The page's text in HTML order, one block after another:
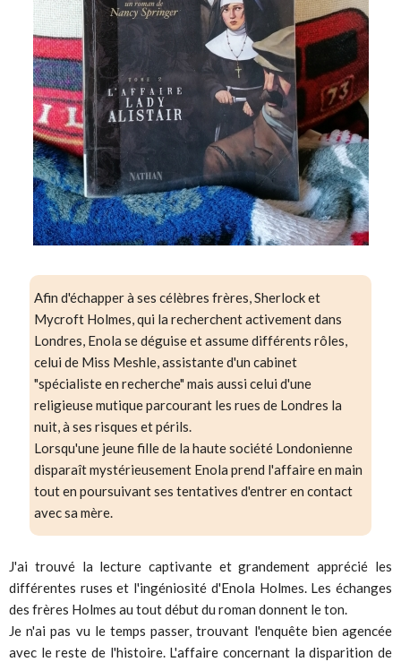
Afin d'échapper à ses célèbres frères, Sherlock et
Mycroft Holmes, qui la recherchent activement dans
Londres, Enola se déguise et assume différents rôles,
celui de Miss Meshle, assistante d'un cabinet
"spécialiste en recherche" mais aussi celui d'une
religieuse mutique parcourant les rues de Londres la
nuit, à ses risques et périls.
Lorsqu'une jeune fille de la haute société Londonienne
disparaît mystérieusement Enola prend l'affaire en main
tout en poursuivant ses tentatives d'entrer en contact
avec sa mère.
J'ai trouvé la lecture captivante et grandement apprécié les
différentes ruses et l'ingéniosité d'Enola Holmes. Les échanges
des frères Holmes au tout début du roman donnent le ton.
Je n'ai pas vu le temps passer, trouvant l'enquête bien agencée
avec le reste de l'histoire. L'affaire concernant la disparition de